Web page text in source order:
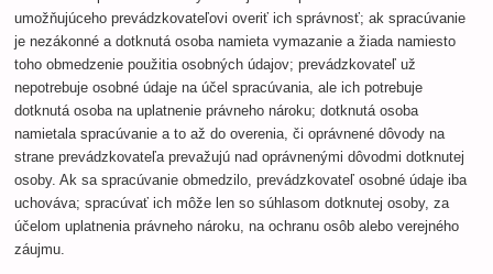
umožňujúceho prevádzkovateľovi overiť ich správnosť; ak spracúvanie
je nezákonné a dotknutá osoba namieta vymazanie a žiada namiesto
toho obmedzenie použitia osobných údajov; prevádzkovateľ už
nepotrebuje osobné údaje na účel spracúvania, ale ich potrebuje
dotknutá osoba na uplatnenie právneho nároku; dotknutá osoba
namietala spracúvanie a to až do overenia, či oprávnené dôvody na
strane prevádzkovateľa prevažujú nad oprávnenými dôvodmi dotknutej
osoby. Ak sa spracúvanie obmedzilo, prevádzkovateľ osobné údaje iba
uchováva; spracúvať ich môže len so súhlasom dotknutej osoby, za
účelom uplatnenia právneho nároku, na ochranu osôb alebo verejného
záujmu.